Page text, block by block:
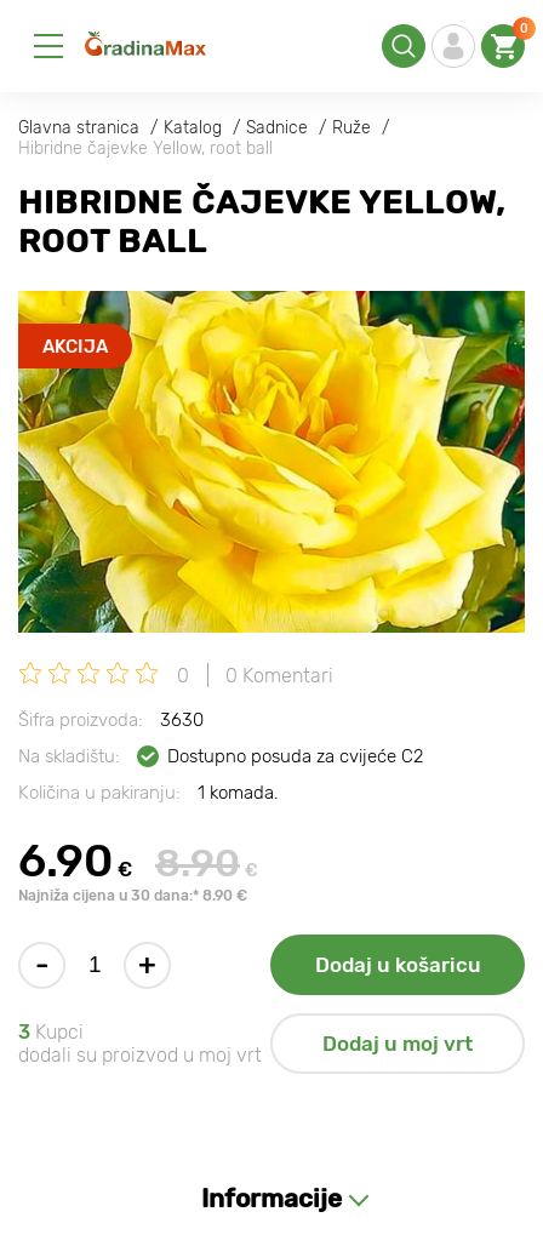
0
Glavna stranica Katalog Sadnice
Ruže
Hibridne čajevke Yellow, root ball
HIBRIDNE ČAJEVKE YELLOW,
ROOT BALL
AKCIJA
0 0 Komentari
Šifra proizvoda:
3630
Na skladištu:
Dostupno posuda za cvijeće C2
Količina u pakiranju:
1 komada.
6.90 € 8.90 €
Najniža cijena u 30 dana:* 8.90 €
- + Dodaj u košaricu
3 Kupci
dodali su proizvod u moj vrt
Dodaj u moj vrt
Informacije